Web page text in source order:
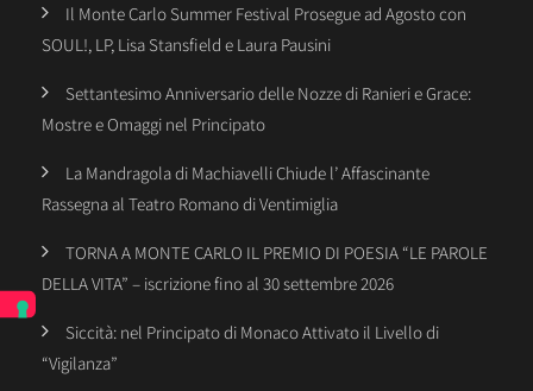
Il Monte Carlo Summer Festival Prosegue ad Agosto con
SOUL!, LP, Lisa Stansfield e Laura Pausini
Settantesimo Anniversario delle Nozze di Ranieri e Grace:
Mostre e Omaggi nel Principato
La Mandragola di Machiavelli Chiude l’ Affascinante
Rassegna al Teatro Romano di Ventimiglia
TORNA A MONTE CARLO IL PREMIO DI POESIA “LE PAROLE
DELLA VITA” – iscrizione fino al 30 settembre 2026
Siccità: nel Principato di Monaco Attivato il Livello di
“Vigilanza”